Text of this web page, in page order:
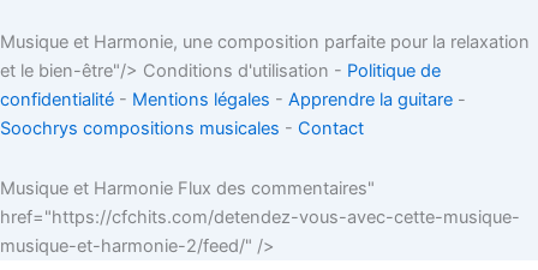
Musique et Harmonie, une composition parfaite pour la relaxation
et le bien-être"/> Conditions d'utilisation - Politique de
confidentialité - Mentions légales - Apprendre la guitare -
Soochrys compositions musicales - Contact
Musique et Harmonie Flux des commentaires"
href="https://cfchits.com/detendez-vous-avec-cette-musique-
musique-et-harmonie-2/feed/" />